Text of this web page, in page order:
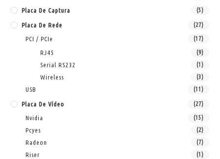
Placa De Captura (5)
Placa De Rede (27)
PCI / PCIe (17)
RJ45 (9)
Serial RS232 (1)
Wireless (3)
USB (11)
Placa De Vídeo (27)
Nvidia (15)
Pcyes (2)
Radeon (7)
Riser (1)